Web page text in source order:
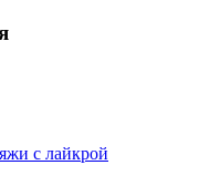
с лайкрой